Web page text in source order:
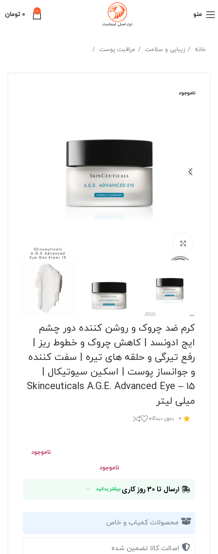
منو 0
0 تومان
خانه زیبایی و سلامت مراقبت پوست
ناموجود
کرم ضد چروک و روشن کننده دور چشم
ایج ادونسد | کاهش چروک و خطوط ریز |
رفع تیرگی و حلقه های تیره | سفت کننده
و جوانساز پوست | اسکین سیوتیکال |
Skinceuticals A.G.E. Advanced Eye – 15
میلی لیتر
0 بدون دیدگاه
ناموجود
ناموجود
ارسال تا 30 روز کاری بیشتر بدانید
محصولات کمیاب و خاص
اصالت کالا تضمین شده